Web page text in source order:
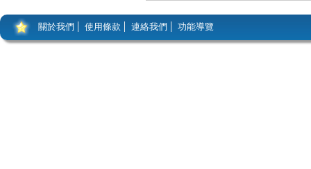
關於我們 使用條款 連絡我們 功能導覽